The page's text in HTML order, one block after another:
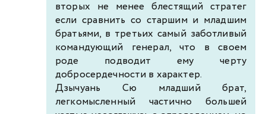
вторых не менее блестящий стратег
если сравнить со старшим и младшим
братьями, в третьих самый заботливый
командующий генерал, что в своем
роде подводит ему черту
добросердечности в характер.
Дзычуань Сю младший брат,
легкомысленный частично большей